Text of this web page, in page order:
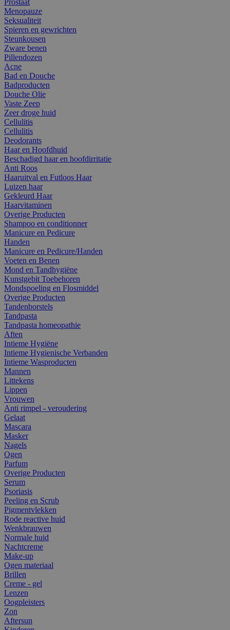
Menopauze
Seksualiteit
Spieren en gewrichten
Steunkousen
Zware benen
Pillendozen
Acne
Bad en Douche
Badproducten
Douche Olie
Vaste Zeep
Zeer droge huid
Cellulitis
Cellulitis
Deodorants
Haar en Hoofdhuid
Beschadigd haar en hoofdirritatie
Anti Roos
Haaruitval en Futloos Haar
Luizen haar
Gekleurd Haar
Haarvitaminen
Overige Producten
Shampoo en conditionner
Manicure en Pedicure
Handen
Manicure en Pedicure/Handen
Voeten en Benen
Mond en Tandhygiëne
Kunstgebit Toebehoren
Mondspoeling en Flosmiddel
Overige Producten
Tandenborstels
Tandpasta
Tandpasta homeopathie
Aften
Intieme Hygiëne
Intieme Hygienische Verbanden
Intieme Wasproducten
Mannen
Littekens
Lippen
Vrouwen
Anti rimpel - veroudering
Gelaat
Mascara
Masker
Nagels
Ogen
Parfum
Overige Producten
Serum
Psoriasis
Peeling en Scrub
Pigmentvlekken
Rode reactive huid
Wenkbrauwen
Normale huid
Nachtcreme
Make-up
Ogen materiaal
Brillen
Creme - gel
Lenzen
Oogpleisters
Zon
Aftersun